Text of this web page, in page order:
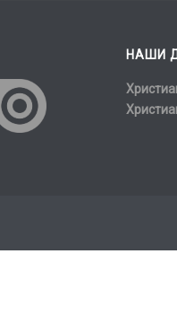
НАШИ